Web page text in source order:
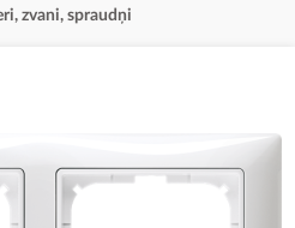
zvani, spraudņi